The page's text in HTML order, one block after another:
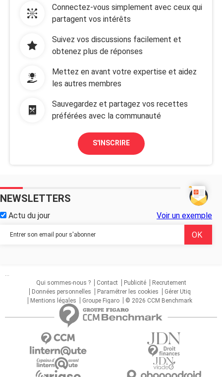
Connectez-vous simplement avec ceux qui
partagent vos intérêts
Suivez vos discussions facilement et
obtenez plus de réponses
Mettez en avant votre expertise et aidez
les autres membres
Sauvegardez et partagez vos recettes
préférées avec la communauté
S'INSCRIRE
NEWSLETTERS
Actu du jour Voir un exemple
...
Qui sommes-nous ?
Contact Publicité
Recrutement
Données personnelles
Paramétrer les cookies
Gérer Utiq
Mentions légales
Groupe Figaro © 2026 CCM Benchmark